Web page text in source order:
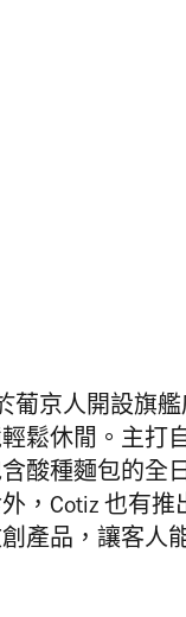
葡京人開設旗
鬆休閒。主打
酸種麵包的全
， Cotiz 也有
產品，讓客人